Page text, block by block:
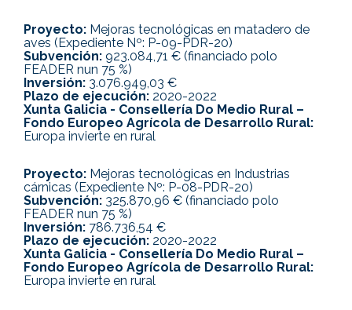
Proyecto: Mejoras tecnológicas en matadero de
aves (Expediente Nº: P-09-PDR-20)
Subvención: 923.084,71 € (financiado polo
FEADER nun 75 %)
Inversión: 3.076.949,03 €
Plazo de ejecución: 2020-2022
Xunta Galicia - Consellería Do Medio Rural –
Fondo Europeo Agrícola de Desarrollo Rural:
Europa invierte en rural
Proyecto: Mejoras tecnológicas en Industrias
cárnicas (Expediente Nº: P-08-PDR-20)
Subvención: 325.870,96 € (financiado polo
FEADER nun 75 %)
Inversión: 786.736,54 €
Plazo de ejecución: 2020-2022
Xunta Galicia - Consellería Do Medio Rural –
Fondo Europeo Agrícola de Desarrollo Rural:
Europa invierte en rural